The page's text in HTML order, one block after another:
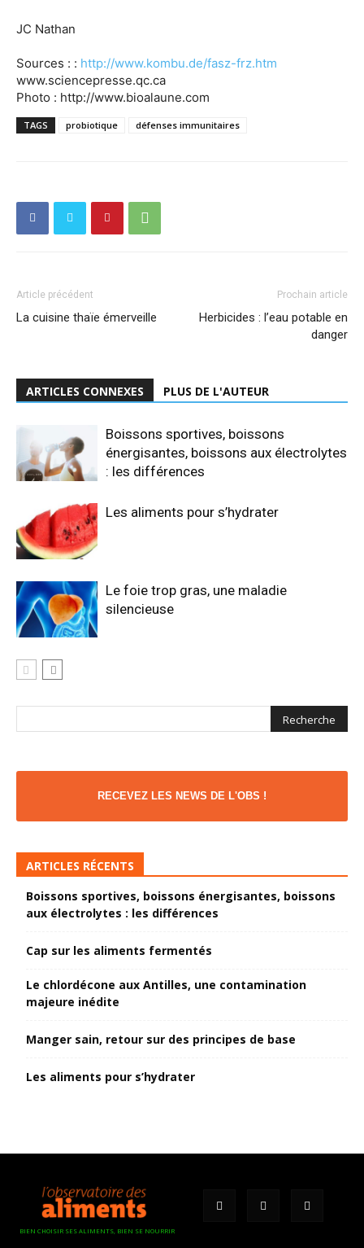
JC Nathan
Sources : : http://www.kombu.de/fasz-frz.htm
www.sciencepresse.qc.ca
Photo : http://www.bioalaune.com
TAGS probiotique défenses immunitaires
Article précédent
La cuisine thaïe émerveille
Prochain article
Herbicides : l’eau potable en
danger
ARTICLES CONNEXES PLUS DE L'AUTEUR
Boissons sportives, boissons
énergisantes, boissons aux électrolytes
: les différences
Les aliments pour s’hydrater
Le foie trop gras, une maladie
silencieuse
RECEVEZ LES NEWS DE L'OBS !
ARTICLES RÉCENTS
Boissons sportives, boissons énergisantes, boissons
aux électrolytes : les différences
Cap sur les aliments fermentés
Le chlordécone aux Antilles, une contamination
majeure inédite
Manger sain, retour sur des principes de base
Les aliments pour s’hydrater
BIEN CHOISIR SES ALIMENTS, BIEN SE NOURRIR